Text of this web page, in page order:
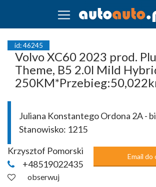
id: 46245
Volvo XC60 2023 prod.
Theme, B5 2.0l Mild
Juliana Konstantego Ordona 2A -
Stanowisko: 1215
Krzysztof Pomorski
+48519022435
Email do
obserwuj